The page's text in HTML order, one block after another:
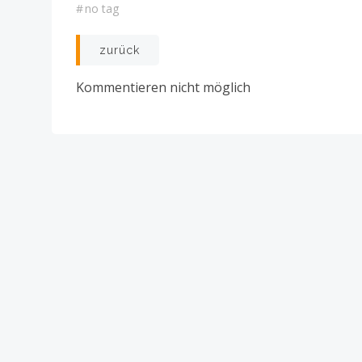
#no tag
Post
navigation
zurück
Kommentieren nicht möglich